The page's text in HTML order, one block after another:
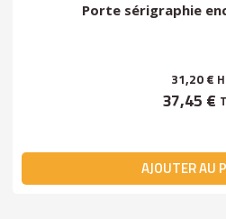
Porte sérigraphie
31,20 €
37,45 €
AJOUTER AU